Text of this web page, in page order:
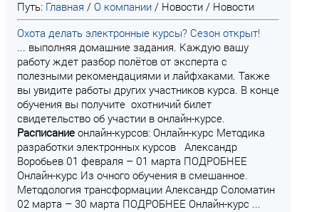
Путь: Главная / О компании / Новости / Новости
Охота делать электронные курсы? Сезон открыт!
... выполняя домашние задания. Каждую вашу
работу ждет разбор полётов от эксперта с
полезными рекомендациями и лайфхаками. Также
вы увидите работы других участников курса. В конце
обучения вы получите охотничий билет
свидетельство об участии в онлайн-курсе.
Расписание онлайн-курсов: Онлайн-курс Методика
разработки электронных курсов Александр
Воробьев 01 февраля – 01 марта ПОДРОБНЕЕ
Онлайн-курс Из очного обучения в смешанное.
Методология трансформации Александр Соломатин
02 марта – 30 марта ПОДРОБНЕЕ Онлайн-курс ...